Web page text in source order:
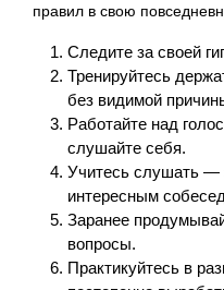
правил в свою
Следите за своей
Тренируйтесь
без видимой
Работайте над
слушайте себя.
Учитесь слушать —
интересным
Заранее
вопросы.
Практикуйтесь в